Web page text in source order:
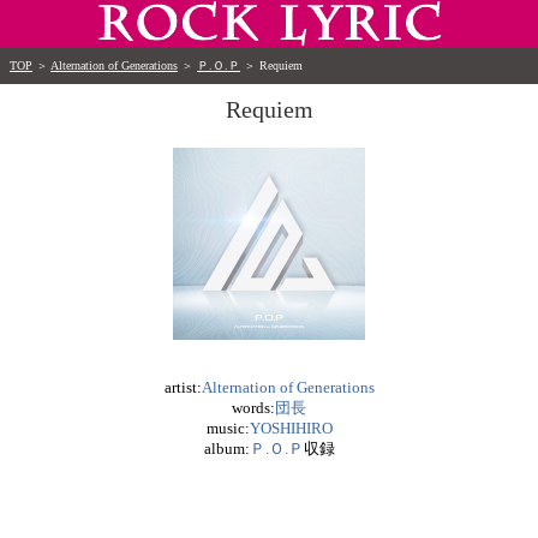
TOP ＞ Alternation of Generations ＞ Ｐ.Ｏ.Ｐ ＞ Requiem
Requiem
artist:Alternation of Generations
words: 団長
music:YOSHIHIRO
album: Ｐ.Ｏ.Ｐ 収録